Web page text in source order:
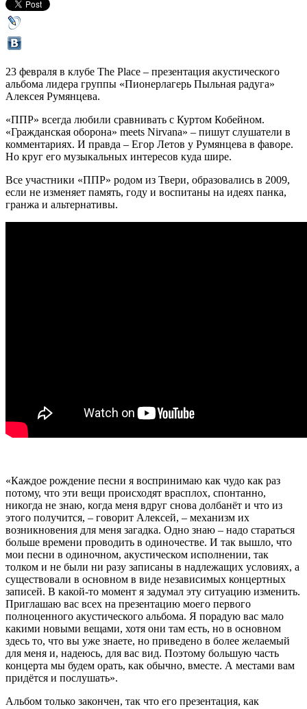
23 февраля в клубе The Place – презентация акустического
альбома лидера группы «Пионерлагерь Пыльная радуга»
Алексея Румянцева.
«ППР» всегда любили сравнивать с Куртом Кобейном.
«Гражданская оборона» meets Nirvana» – пишут слушатели в
комментариях. И правда – Егор Летов у Румянцева в фаворе.
Но круг его музыкальных интересов куда шире.
Все участники «ППР» родом из Твери, образовались в 2009,
если не изменяет память, году и воспитаны на идеях панка,
гранжа и альтернативы.
«Каждое рождение песни я воспринимаю как чудо как раз
потому, что эти вещи происходят врасплох, спонтанно,
никогда не знаю, когда меня вдруг снова долбанёт и что из
этого получится, – говорит Алексей, – механизм их
возникновения для меня загадка. Одно знаю – надо стараться
больше времени проводить в одиночестве. И так вышло, что
мои песни в одиночном, акустическом исполнении, так
толком и не были ни разу записаны в надлежащих условиях, а
существовали в основном в виде независимых концертных
записей. В какой-то момент я задумал эту ситуацию изменить.
Приглашаю вас всех на презентацию моего первого
полноценного акустического альбома. Я порадую вас мало
какими новыми вещами, хотя они там есть, но в основном
здесь то, что вы уже знаете, но приведено в более желаемый
для меня и, надеюсь, для вас вид. Поэтому большую часть
концерта мы будем орать, как обычно, вместе. А местами вам
придётся и послушать».
Альбом только закончен, так что его презентация, как